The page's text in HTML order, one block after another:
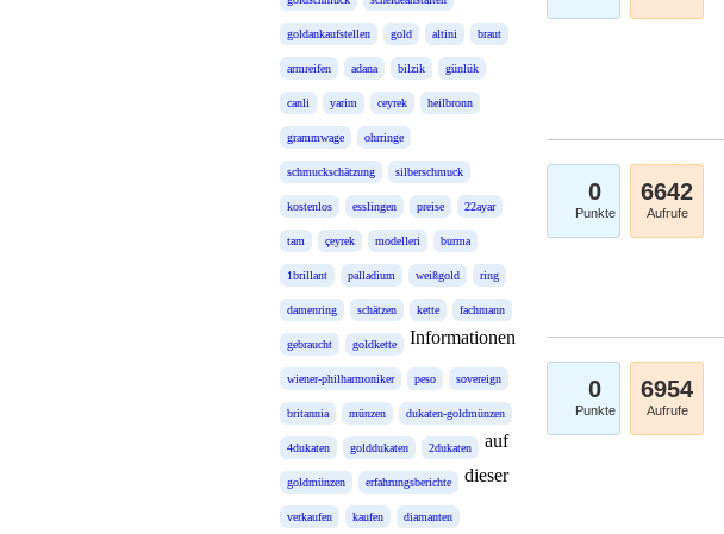
goldankaufstellen gold altini braut
armreifen adana bilzik günlük
canli yarim ceyrek heilbronn
grammwage ohrringe
schmuckschätzung silberschmuck
kostenlos esslingen preise 22ayar
tam çeyrek modelleri burma
1brillant palladium weißgold ring
damenring schätzen kette fachmann
gebraucht goldkette
wiener-philharmoniker peso sovereign
britannia münzen dukaten-goldmünzen
4dukaten golddukaten 2dukaten
goldmünzen erfahrungsberichte
verkaufen kaufen diamanten
Informationen
auf
dieser
0
Punkte
6642
Aufrufe
0
Punkte
6954
Aufrufe